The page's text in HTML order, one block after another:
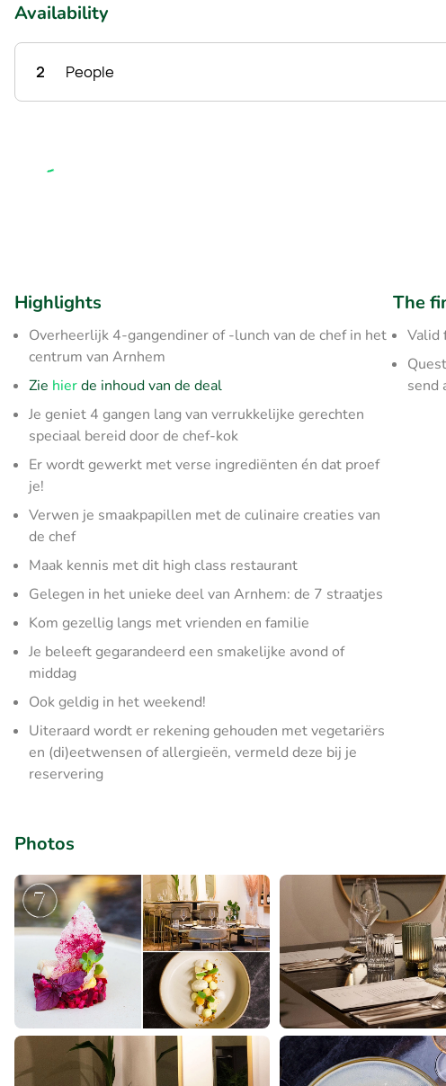
Availability
2 People
Highlights
Overheerlijk 4-gangendiner of -lunch van de chef in het
centrum van Arnhem
Zie hierde inhoud van de deal
Je geniet 4 gangen lang van verrukkelijke gerechten
speciaal bereid door de chef-kok
Er wordt gewerkt met verse ingrediënten én dat proef
je!
Verwen je smaakpapillen met de culinaire creaties van
de chef
Maak kennis met dit high class restaurant
Gelegen in het unieke deel van Arnhem: de 7 straatjes
Kom gezellig langs met vrienden en familie
Je beleeft gegarandeerd een smakelijke avond of
middag
Ook geldig in het weekend!
Uiteraard wordt er rekening gehouden met vegetariërs
en (di)eetwensen of allergieën, vermeld deze bij je
reservering
The
Valid
send
Photos